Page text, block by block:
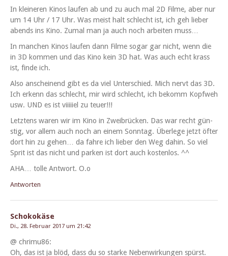
In kleineren Kinos laufen ab und zu auch mal 2D Filme, aber nur
um 14 Uhr / 17 Uhr. Was meist halt schlecht ist, ich geh lieber
abends ins Kino. Zumal man ja auch noch arbeit­en muss…
In manchen Kinos laufen dann Filme sog­ar gar nicht, wenn die
in 3D kom­men und das Kino kein 3D hat. Was auch echt krass
ist, finde ich.
Also anscheinend gibt es da viel Unter­schied. Mich nervt das 3D.
Ich erkenn das schlecht, mir wird schlecht, ich bekomm Kopfweh
usw. UND es ist vii­i­i­iel zu teuer!!!
Let­ztens waren wir im Kino in Zweibrück­en. Das war recht gün­
stig, vor allem auch noch an einem Son­ntag. Über­lege jet­zt öfter
dort hin zu gehen… da fahre ich lieber den Weg dahin. So viel
Sprit ist das nicht und parken ist dort auch kostenlos. ^^
AHA… tolle Antwort. O.o
Antworten
Schokokäse
Di., 28. Februar 2017 um 21:42
@ chrimu86:
Oh, das ist ja blöd, dass du so starke Neben­wirkun­gen spürst.